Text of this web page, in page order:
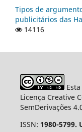
Tipos de
publicitários das
14116
Esta
Licença Creative
SemDerivações
ISSN: 1980-5799.